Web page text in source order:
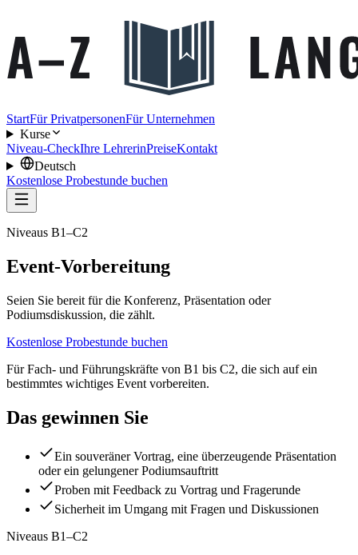
StartFür PrivatpersonenFür Unternehmen
Kurse
Niveau-CheckIhre LehrerinPreiseKontakt
Deutsch
Kostenlose Probestunde buchen
Niveaus B1–C2
Event-Vorbereitung
Seien Sie bereit für die Konferenz, Präsentation oder
Podiumsdiskussion, die zählt.
Kostenlose Probestunde buchen
Für Fach- und Führungskräfte von B1 bis C2, die sich auf ein
bestimmtes wichtiges Event vorbereiten.
Das gewinnen Sie
Ein souveräner Vortrag, eine überzeugende Präsentation
oder ein gelungener Podiumsauftritt
Proben mit Feedback zu Vortrag und Fragerunde
Sicherheit im Umgang mit Fragen und Diskussionen
Niveaus B1–C2